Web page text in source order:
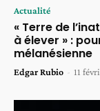
Actualité
« Terre de
à élever » :
mélanésienne
Edgar Rubio - 11